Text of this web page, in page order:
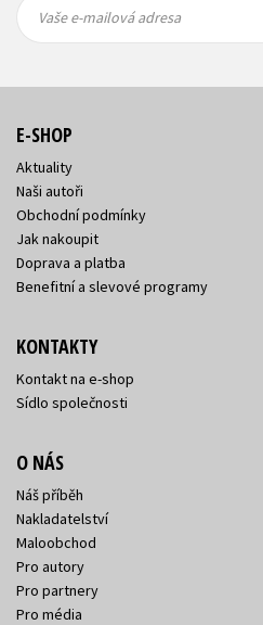
mailová
mailová
Vaše e-mailová adresa
E-SHOP
Aktuality
Naši autoři
Obchodní podmínky
Jak nakoupit
Doprava a platba
Benefitní a slevové programy
KONTAKTY
Kontakt na e-shop
Sídlo společnosti
O NÁS
Náš příběh
Nakladatelství
Maloobchod
Pro autory
Pro partnery
Pro média